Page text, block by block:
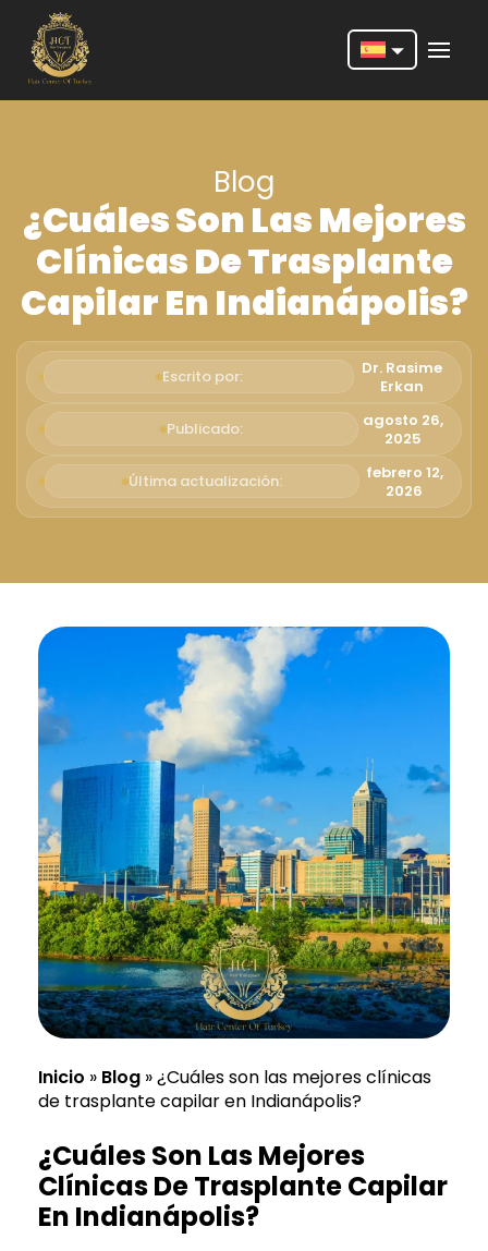
Deutsch
Português
Español
Türkçe
Italiano
Română
Русский
Svenska
Blog
¿Cuáles Son Las Mejores
Clínicas De Trasplante
Capilar En Indianápolis?
Escrito por:
Dr. Rasime
Erkan
Publicado:
agosto 26,
2025
Última actualización:
febrero 12,
2026
Inicio » Blog »¿Cuáles son las mejores clínicas
de trasplante capilar en Indianápolis?
¿Cuáles Son Las Mejores
Clínicas De Trasplante Capilar
En Indianápolis?